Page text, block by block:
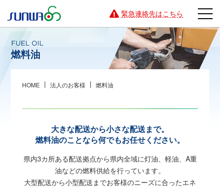
緊急連絡先はこちら
燃料油
HOME 法人のお客様 燃料油
大きな配送から小さな配送まで。
燃料油のことなら何でもお任せください。
県内3カ所ある配送拠点から県内全域に灯油、軽油、A重
油などの燃料供給を行っています。
大型配送から小型配送までお客様のニーズに合ったエネ